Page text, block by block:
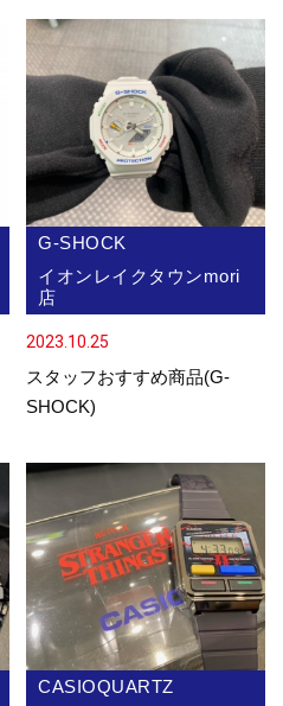
G-SHOCK
イオンレイクタウンmori
店
2023.10.25
スタッフおすすめ商品(G-
SHOCK)
CASIOQUARTZ